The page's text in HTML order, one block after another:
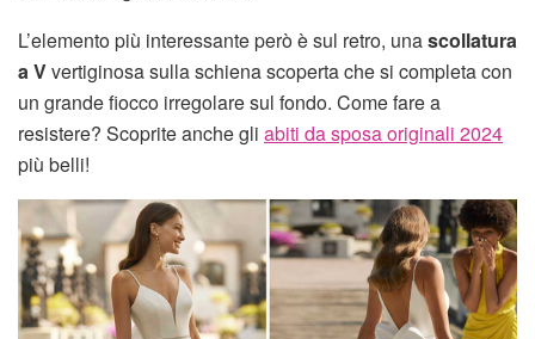
L’elemento più interessante però è sul retro, unascollatura
a Vvertiginosa sulla schiena scoperta che si completa con
un grande fiocco irregolare sul fondo. Come fare a
resistere? Scoprite anche gli abiti da sposa originali 2024
più belli!